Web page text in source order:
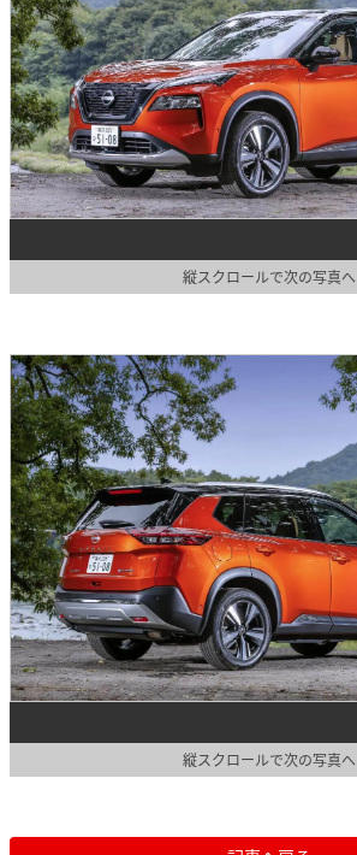
縦スクロールで次の写真へ
縦スクロールで次の写真へ